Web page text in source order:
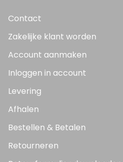
Contact
Zakelijke klant worden
Account aanmaken
Inloggen in account
Levering
Afhalen
Bestellen & Betalen
Retourneren